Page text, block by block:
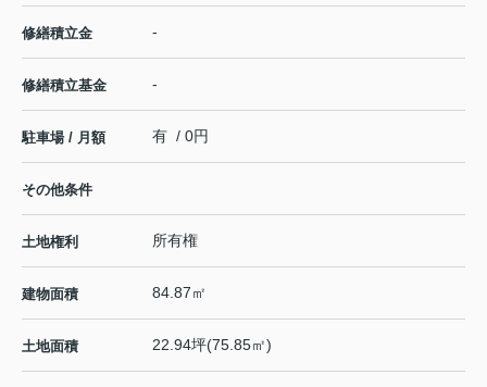
修繕積立金 -
修繕積立基金 -
駐車場 / 月額 有 / 0円
その他条件
土地権利 所有権
建物面積 84.87㎡
土地面積 22.94坪(75.85㎡)